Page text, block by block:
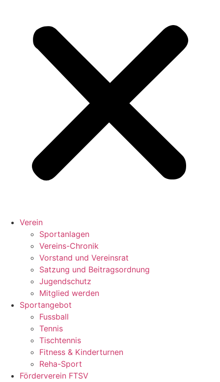
Verein
Sportanlagen
Vereins-Chronik
Vorstand und Vereinsrat
Satzung und Beitragsordnung
Jugendschutz
Mitglied werden
Sportangebot
Fussball
Tennis
Tischtennis
Fitness & Kinderturnen
Reha-Sport
Förderverein FTSV